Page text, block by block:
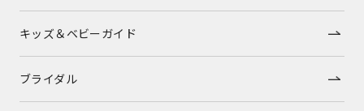
キッズ＆ベビーガイド
ブライダル